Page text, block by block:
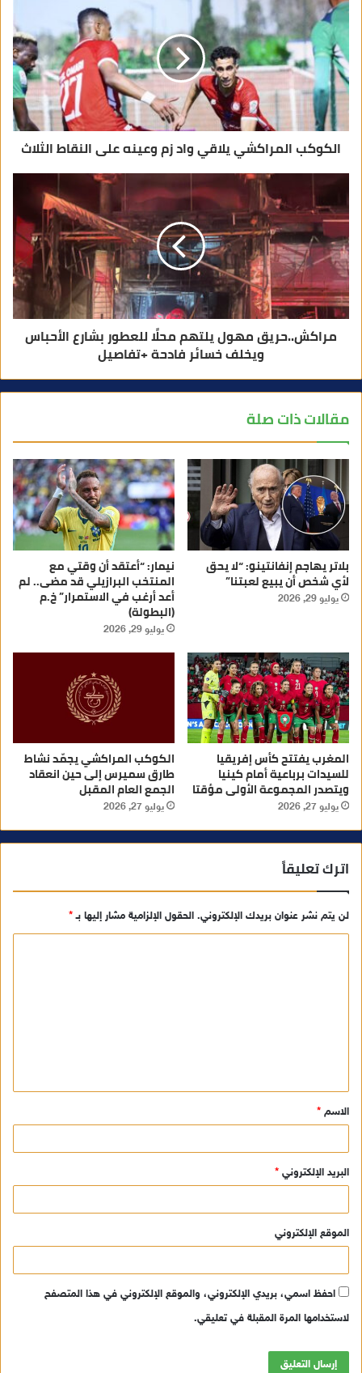
إ
ر
و
ن
الكوكب المراكشي يلاقي واد زم وعينه على النقاط الثلاث
مراكش..حريق مهول يلتهم محلًا للعطور بشارع الأحباس
ويخلف خسائر فادحة +تفاصيل
مقالات ذات صلة
بلاتر يهاجم إنفانتينو: “لا يحق
لأي شخص أن يبيع لعبتنا”
يوليو 29, 2026
نيمار: “أعتقد أن وقتي مع
المنتخب البرازيلي قد مضى.. لم
أعد أرغب في الاستمرار” خ.م
(البطولة)
يوليو 29, 2026
المغرب يفتتح كأس إفريقيا
للسيدات برباعية أمام كينيا
ويتصدر المجموعة الأولى مؤقتا
يوليو 27, 2026
الكوكب المراكشي يجمّد نشاط
طارق سميرس إلى حين انعقاد
الجمع العام المقبل
يوليو 27, 2026
اترك تعليقاً
لن يتم نشر عنوان بريدك الإلكتروني. الحقول الإلزامية مشار إليها بـ*
ق
*
الاسم *
البريد الإلكتروني *
الموقع الإلكتروني
احفظ اسمي، بريدي الإلكتروني، والموقع الإلكتروني في هذا المتصفح
لاستخدامها المرة المقبلة في تعليقي.